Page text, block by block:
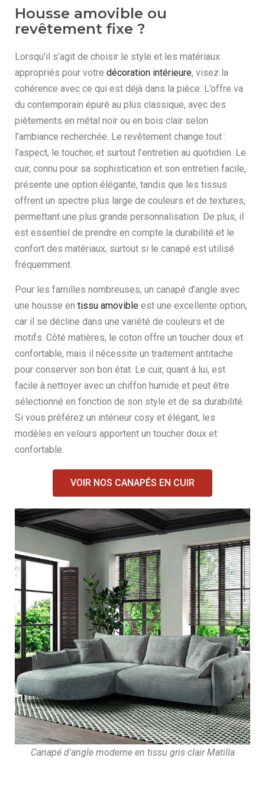
Housse amovible ou
revêtement fixe ?
Lorsqu’il s’agit de choisir le style et les matériaux
appropriés pour votre décoration intérieure, visez la
cohérence avec ce qui est déjà dans la pièce. L’offre va
du contemporain épuré au plus classique, avec des
piètements en métal noir ou en bois clair selon
l’ambiance recherchée. Le revêtement change tout :
l’aspect, le toucher, et surtout l’entretien au quotidien. Le
cuir, connu pour sa sophistication et son entretien facile,
présente une option élégante, tandis que les tissus
offrent un spectre plus large de couleurs et de textures,
permettant une plus grande personnalisation. De plus, il
est essentiel de prendre en compte la durabilité et le
confort des matériaux, surtout si le canapé est utilisé
fréquemment.
Pour les familles nombreuses, un canapé d’angle avec
une housse en tissu amovible est une excellente option,
car il se décline dans une variété de couleurs et de
motifs. Côté matières, le coton offre un toucher doux et
confortable, mais il nécessite un traitement antitache
pour conserver son bon état. Le cuir, quant à lui, est
facile à nettoyer avec un chiffon humide et peut être
sélectionné en fonction de son style et de sa durabilité.
Si vous préférez un intérieur cosy et élégant, les
modèles en velours apportent un toucher doux et
confortable.
VOIR NOS CANAPÉS EN CUIR
Canapé d'angle moderne en tissu gris clair Matilla